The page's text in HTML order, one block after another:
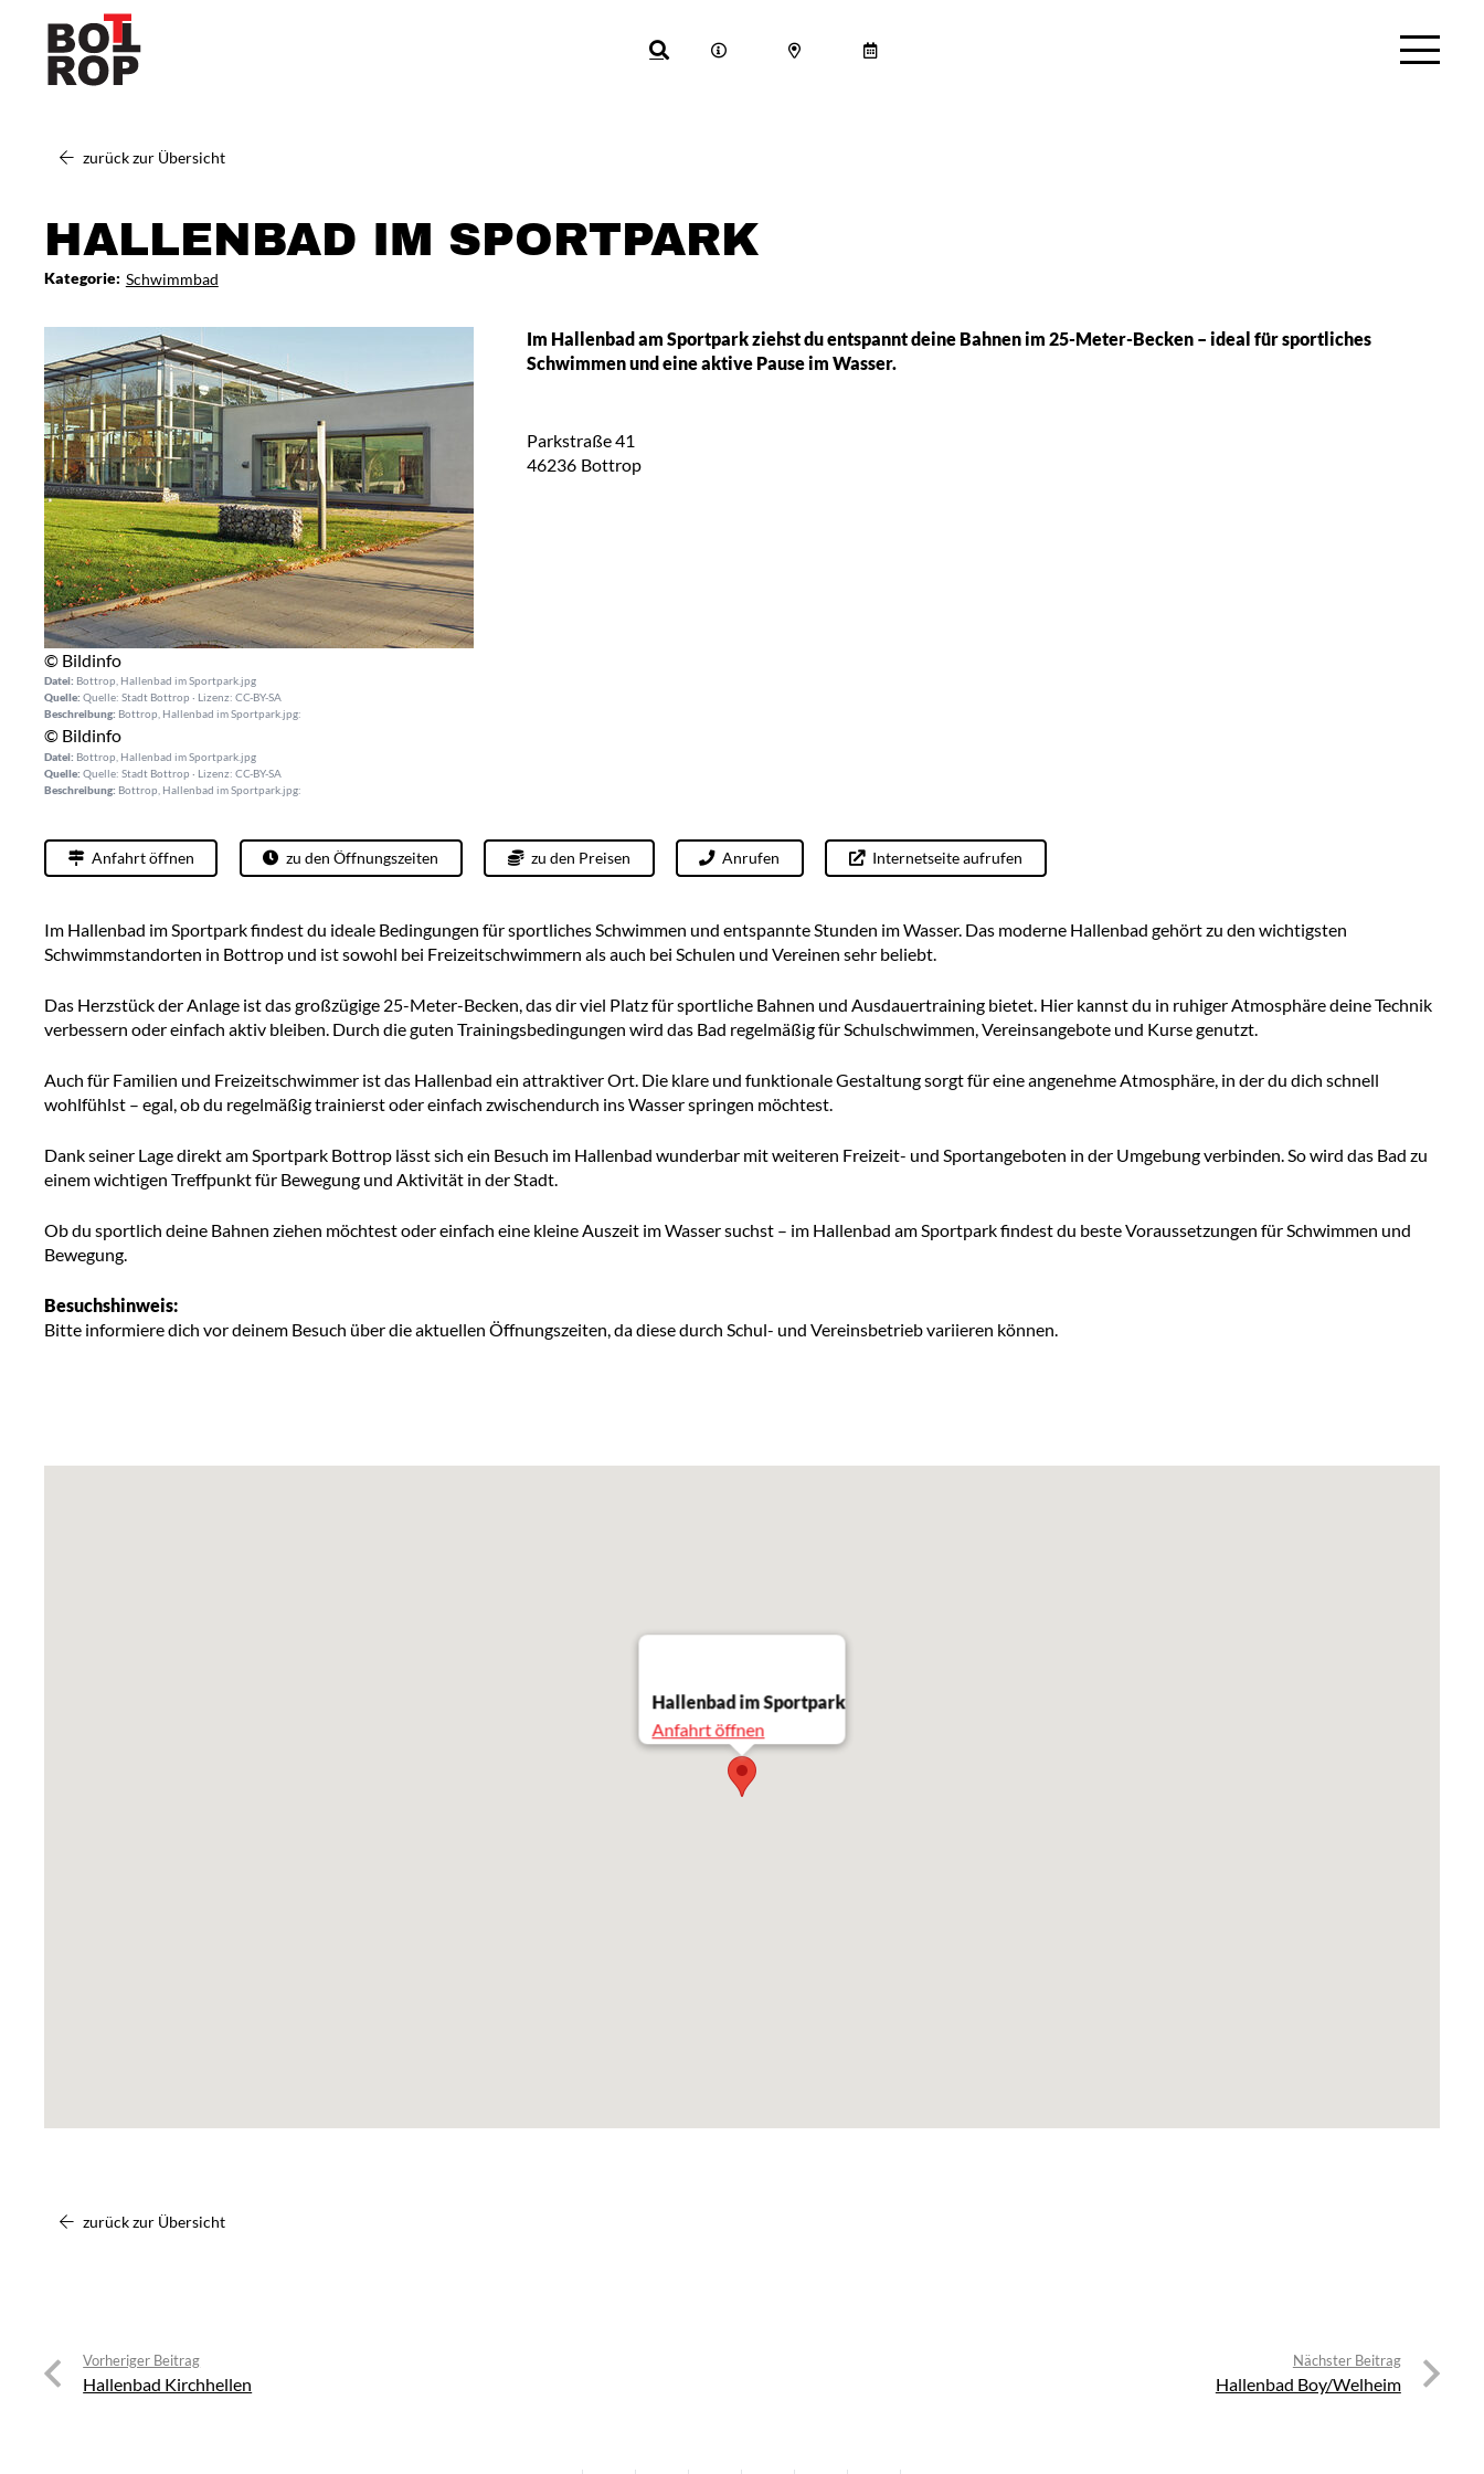
zurück zur Übersicht
HALLENBAD IM SPORTPARK
Kategorie: Schwimmbad
© Bildinfo
Datei: Bottrop, Hallenbad im Sportpark.jpg
Quelle: Quelle: Stadt Bottrop · Lizenz: CC-BY-SA
Beschreibung: Bottrop, Hallenbad im Sportpark.jpg:
© Bildinfo
Datei: Bottrop, Hallenbad im Sportpark.jpg
Quelle: Quelle: Stadt Bottrop · Lizenz: CC-BY-SA
Beschreibung: Bottrop, Hallenbad im Sportpark.jpg:
Im Hallenbad am Sportpark ziehst du entspannt deine Bahnen im 25-Meter-Becken – ideal für sportliches
Schwimmen und eine aktive Pause im Wasser.
Parkstraße 41
46236 Bottrop
Anfahrt öffnen zu den Öffnungszeiten zu den Preisen Anrufen Internetseite aufrufen
Im Hallenbad im Sportpark findest du ideale Bedingungen für sportliches Schwimmen und entspannte Stunden im Wasser. Das moderne Hallenbad gehört zu den wichtigsten
Schwimmstandorten in Bottrop und ist sowohl bei Freizeitschwimmern als auch bei Schulen und Vereinen sehr beliebt.
Das Herzstück der Anlage ist das großzügige 25-Meter-Becken, das dir viel Platz für sportliche Bahnen und Ausdauertraining bietet. Hier kannst du in ruhiger Atmosphäre deine Technik
verbessern oder einfach aktiv bleiben. Durch die guten Trainingsbedingungen wird das Bad regelmäßig für Schulschwimmen, Vereinsangebote und Kurse genutzt.
Auch für Familien und Freizeitschwimmer ist das Hallenbad ein attraktiver Ort. Die klare und funktionale Gestaltung sorgt für eine angenehme Atmosphäre, in der du dich schnell
wohlfühlst – egal, ob du regelmäßig trainierst oder einfach zwischendurch ins Wasser springen möchtest.
Dank seiner Lage direkt am Sportpark Bottrop lässt sich ein Besuch im Hallenbad wunderbar mit weiteren Freizeit- und Sportangeboten in der Umgebung verbinden. So wird das Bad zu
einem wichtigen Treffpunkt für Bewegung und Aktivität in der Stadt.
Ob du sportlich deine Bahnen ziehen möchtest oder einfach eine kleine Auszeit im Wasser suchst – im Hallenbad am Sportpark findest du beste Voraussetzungen für Schwimmen und
Bewegung.
Besuchshinweis:
Bitte informiere dich vor deinem Besuch über die aktuellen Öffnungszeiten, da diese durch Schul- und Vereinsbetrieb variieren können.
Hallenbad im Sportpark
Anfahrt öffnen
zurück zur Übersicht
Vorheriger Beitrag
Hallenbad Kirchhellen
Nächster Beitrag
Hallenbad Boy/Welheim